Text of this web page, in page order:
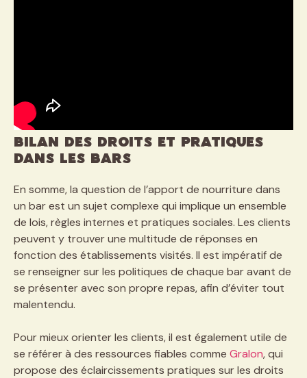
Bilan des droits et pratiques
dans les bars
En somme, la question de l’apport de nourriture dans
un bar est un sujet complexe qui implique un ensemble
de lois, règles internes et pratiques sociales. Les clients
peuvent y trouver une multitude de réponses en
fonction des établissements visités. Il est impératif de
se renseigner sur les politiques de chaque bar avant de
se présenter avec son propre repas, afin d’éviter tout
malentendu.
Pour mieux orienter les clients, il est également utile de
se référer à des ressources fiables comme Gralon, qui
propose des éclaircissements pratiques sur les droits